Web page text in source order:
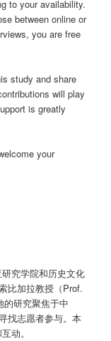
to your availability.
between online or
you are free
study and share
will play
is greatly
your
究学院和历史文化
比加拉教授（Prof.
的研究聚焦于中
找志愿者参与。本
动。